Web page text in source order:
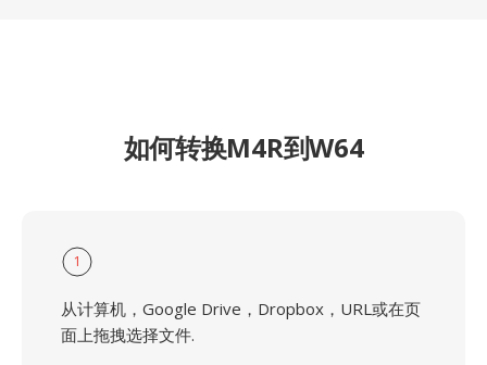
如何转换M4R到W64
1
从计算机，Google Drive，Dropbox，URL或在页
面上拖拽选择文件.